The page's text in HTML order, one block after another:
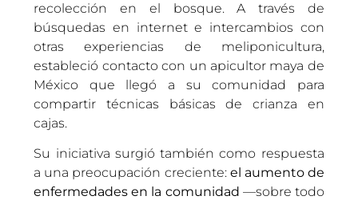
recolección en el bosque. A través de
búsquedas en internet e intercambios con
otras experiencias de meliponicultura,
estableció contacto con un apicultor maya de
México que llegó a su comunidad para
compartir técnicas básicas de crianza en
cajas.
Su iniciativa surgió también como respuesta
a una preocupación creciente: el aumento de
enfermedades en la comunidad —sobre todo